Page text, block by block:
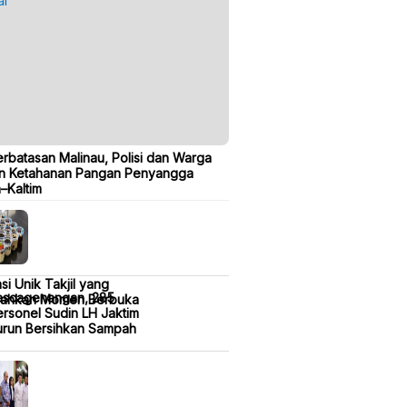
Malinau, Polisi dan Warga
Ketahanan Pangan Penyangga
Unik Takjil yang
Momen Berbuka
285
Sudin LH Jaktim
Bersihkan Sampah